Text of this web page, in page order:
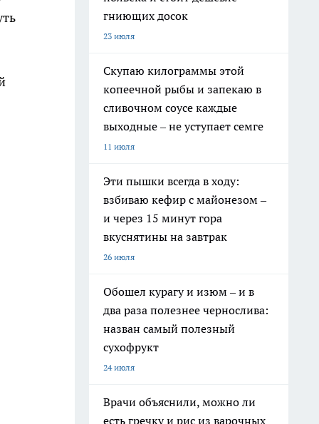
гниющих досок
23 июля
Скупаю килограммы этой
копеечной рыбы и запекаю в
сливочном соусе каждые
выходные – не уступает семге
11 июля
Эти пышки всегда в ходу:
взбиваю кефир с майонезом –
и через 15 минут гора
вкуснятины на завтрак
26 июля
Обошел курагу и изюм – и в
два раза полезнее чернослива:
назван самый полезный
сухофрукт
24 июля
Врачи объяснили, можно ли
есть гречку и рис из варочных